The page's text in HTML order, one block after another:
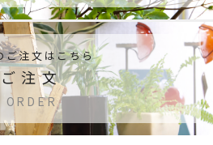
ご注文はこちら
ご注文
ORDER